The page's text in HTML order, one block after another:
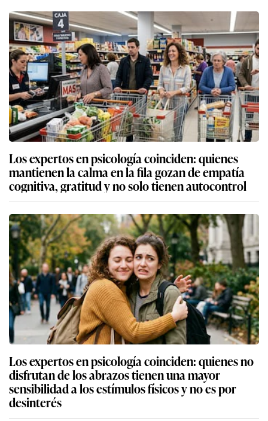
Los expertos en psicología coinciden: quienes
mantienen la calma en la fila gozan de empatía
cognitiva, gratitud y no solo tienen autocontrol
Los expertos en psicología coinciden: quienes no
disfrutan de los abrazos tienen una mayor
sensibilidad a los estímulos físicos y no es por
desinterés